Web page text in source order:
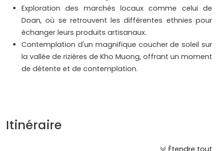
Exploration des marchés locaux comme celui de
Doan, où se retrouvent les différentes ethnies pour
échanger leurs produits artisanaux.
Contemplation d'un magnifique coucher de soleil sur
la vallée de rizières de Kho Muong, offrant un moment
de détente et de contemplation.
Itinéraire